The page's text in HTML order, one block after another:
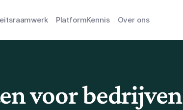
PlatformKennis Over ons
voor bedrijven